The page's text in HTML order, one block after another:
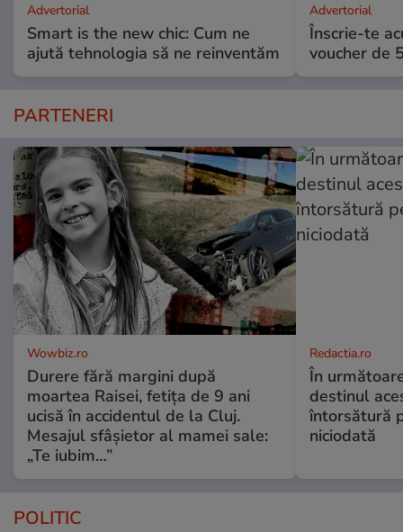
Advertorial
Smart is the new chic: Cum ne
ajută tehnologia să ne reinventăm
Advertorial
Înscrie-te
voucher de
PARTENERI
Wowbiz.ro
Durere fără margini după
moartea Raisei, fetița de 9 ani
ucisă în accidentul de la Cluj.
Mesajul sfâșietor al mamei sale:
„Te iubim…”
Redactia.ro
În
destinul
întorsătură
niciodată
POLITIC